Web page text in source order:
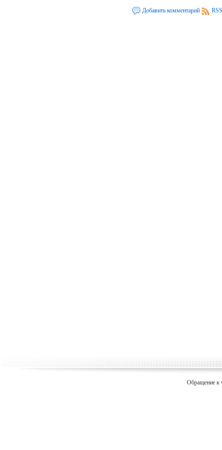
Добавить комментарий
Обращение к